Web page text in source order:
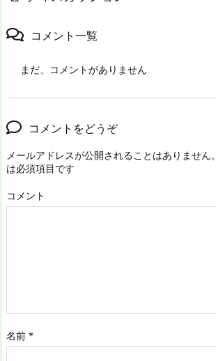
コメント一覧
まだ、コメントがありません
コメントをどうぞ
メールアドレスが公開されることはありません。
は必須項目です
コメント
名前 *